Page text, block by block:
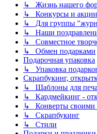
↳ Жизнь нашего
↳ Конкурсы и акции
↳ Для группы
↳ Наши
↳ Совместное
↳ Обмен подарками
Подарочная упаковка
↳ Упаковка
Скрапбукинг,
↳ Шаблоны для
↳ Кардмейкинг -
↳ Конверты своими
↳ Скрапбукинг
↳ Стили